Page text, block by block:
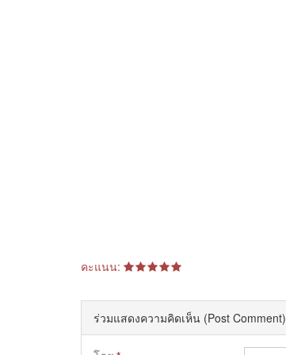
คะแนน:
ร่วมแสดงความคิดเห็น (Post Comment)